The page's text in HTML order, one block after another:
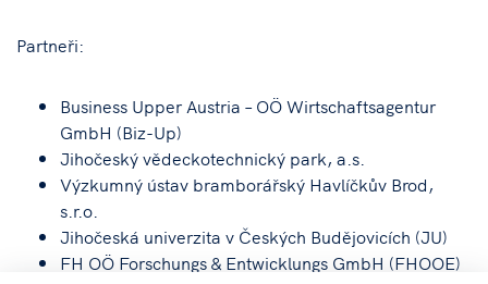
Partneři:
Business Upper Austria – OÖ Wirtschaftsagentur
GmbH (Biz-Up)
Jihočeský vědeckotechnický park, a.s.
Výzkumný ústav bramborářský Havlíčkův Brod,
s.r.o.
Jihočeská univerzita v Českých Budějovicích (JU)
FH OÖ Forschungs & Entwicklungs GmbH (FHOOE)